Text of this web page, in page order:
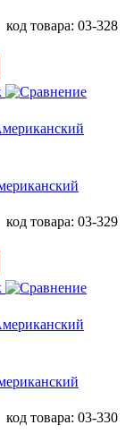
код товара: 03-328
код товара: 03-329
код товара: 03-330